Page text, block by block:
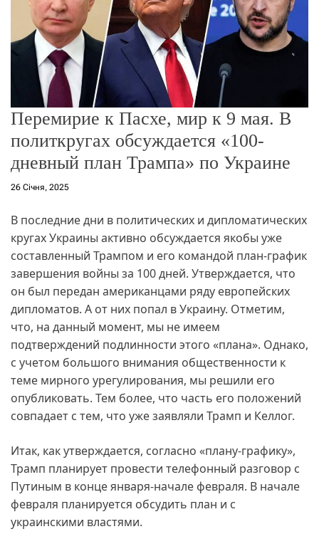
о
р
е
ж
и
Перемирие к Пасхе, мир к 9 мая. В
политкругах обсуждается «100-
дневный план Трампа» по Украине
26 Січня, 2025
В последние дни в политических и дипломатических
кругах Украины активно обсуждается якобы уже
составленный Трампом и его командой план-график
завершения войны за 100 дней. Утверждается, что
он был передан американцами ряду европейских
дипломатов. А от них попал в Украину. Отметим,
что, на данный момент, мы не имеем
подтверждений подлинности этого «плана». Однако,
с учетом большого внимания общественности к
теме мирного урегулирования, мы решили его
опубликовать. Тем более, что часть его положений
совпадает с тем, что уже заявляли Трамп и Келлог.
Итак, как утверждается, согласно «плану-графику»,
Трамп планирует провести телефонный разговор с
Путиным в конце января-начале февраля. В начале
февраля планируется обсудить план и с
украинскими властями.